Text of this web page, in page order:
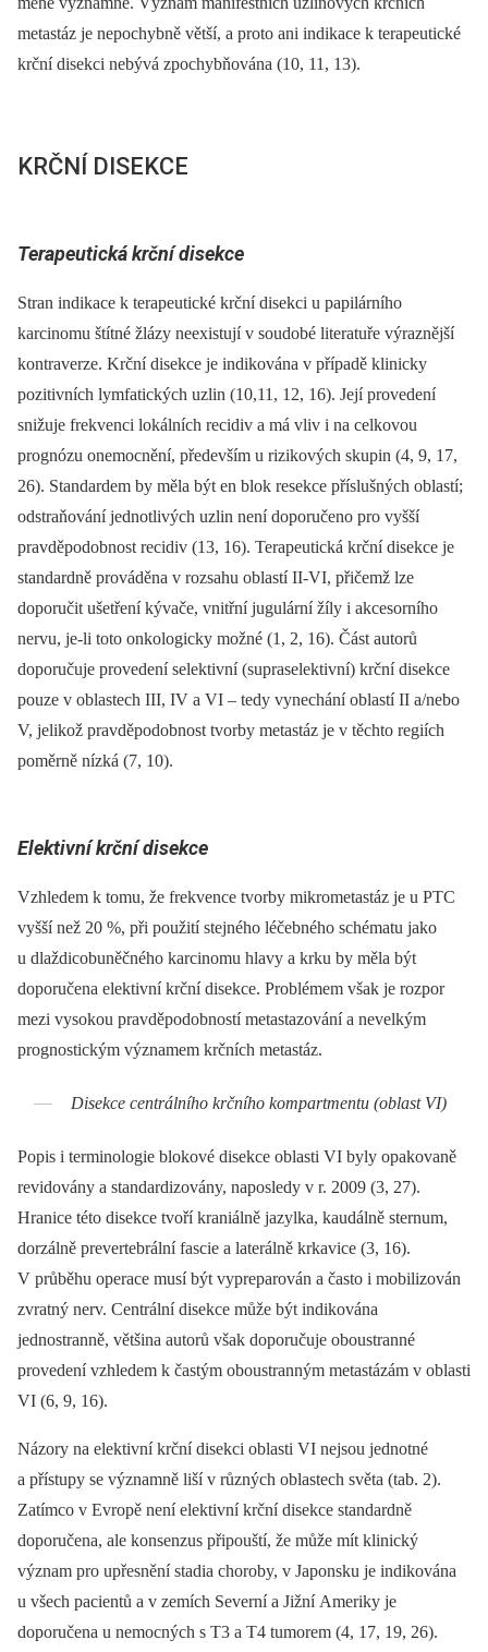
metastáz je nepochybně větší, a proto ani indikace k terapeutické
krční disekci nebývá zpochybňována (10, 11, 13).
KRČNÍ DISEKCE
Terapeutická krční disekce
Stran indikace k terapeutické krční disekci u papilárního
karcinomu štítné žlázy neexistují v soudobé literatuře výraznější
kontraverze. Krční disekce je indikována v případě klinicky
pozitivních lymfatických uzlin (10,11, 12, 16). Její provedení
snižuje frekvenci lokálních recidiv a má vliv i na celkovou
prognózu onemocnění, především u rizikových skupin (4, 9, 17,
26). Standardem by měla být en blok resekce příslušných oblastí;
odstraňování jednotlivých uzlin není doporučeno pro vyšší
pravděpodobnost recidiv (13, 16). Terapeutická krční disekce je
standardně prováděna v rozsahu oblastí II-VI, přičemž lze
doporučit ušetření kývače, vnitřní jugulární žíly i akcesorního
nervu, je-li toto onkologicky možné (1, 2, 16). Část autorů
doporučuje provedení selektivní (supraselektivní) krční disekce
pouze v oblastech III, IV a VI –⁠ tedy vynechání oblastí II a/nebo
V, jelikož pravděpodobnost tvorby metastáz je v těchto regiích
poměrně nízká (7, 10).
Elektivní krční disekce
Vzhledem k tomu, že frekvence tvorby mikrometastáz je u PTC
vyšší než 20 %, při použití stejného léčebného schématu jako
u dlaždicobuněčného karcinomu hlavy a krku by měla být
doporučena elektivní krční disekce. Problémem však je rozpor
mezi vysokou pravděpodobností metastazování a nevelkým
prognostickým významem krčních metastáz.
Disekce centrálního krčního kompartmentu (oblast VI)
Popis i terminologie blokové disekce oblasti VI byly opakovaně
revidovány a standardizovány, naposledy v r. 2009 (3, 27).
Hranice této disekce tvoří kraniálně jazylka, kaudálně sternum,
dorzálně prevertebrální fascie a laterálně krkavice (3, 16).
V průběhu operace musí být vypreparován a často i mobilizován
zvratný nerv. Centrální disekce může být indikována
jednostranně, většina autorů však doporučuje oboustranné
provedení vzhledem k častým oboustranným metastázám v oblasti
VI (6, 9, 16).
Názory na elektivní krční disekci oblasti VI nejsou jednotné
a přístupy se významně liší v různých oblastech světa (tab. 2).
Zatímco v Evropě není elektivní krční disekce standardně
doporučena, ale konsenzus připouští, že může mít klinický
význam pro upřesnění stadia choroby, v Japonsku je indikována
u všech pacientů a v zemích Severní a Jižní Ameriky je
doporučena u nemocných s T3 a T4 tumorem (4, 17, 19, 26).